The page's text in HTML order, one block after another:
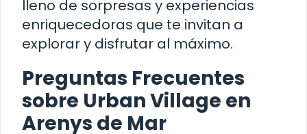
lleno de sorpresas y experiencias
enriquecedoras que te invitan a
explorar y disfrutar al máximo.
Preguntas Frecuentes
sobre Urban Village en
Arenys de Mar